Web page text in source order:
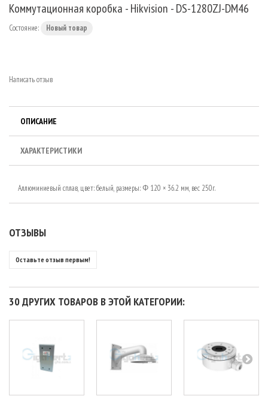
Коммутационная коробка - Hikvision - DS-1280ZJ-DM46
Состояние: Новый товар
Написать отзыв
ОПИСАНИЕ
ХАРАКТЕРИСТИКИ
Аллюминиевый сплав, цвет: белый, размеры: Φ 120 × 36.2 мм, вес 250г.
ОТЗЫВЫ
Оставьте отзыв первым!
30 ДРУГИХ ТОВАРОВ В ЭТОЙ КАТЕГОРИИ: